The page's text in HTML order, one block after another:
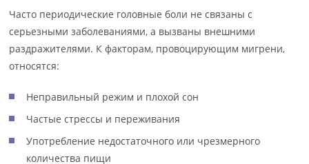
Часто периодические головные боли не связаны с
серьезными заболеваниями, а вызваны внешними
раздражителями. К факторам, провоцирующим мигрени,
относятся:
Неправильный режим и плохой сон
Частые стрессы и переживания
Употребление недостаточного или чрезмерного
количества пищи